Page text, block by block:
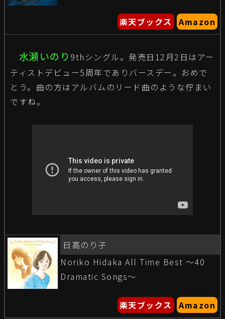
楽天ブックス Amazon
水瀬いのり 9thシングル。発売日12月2日はアー
ティストデビュー5周年でありバースデー。おめで
とう。曲の方はアルバムのリード曲のような佇まい
ですね。
日高のり子
Noriko Hidaka All Time Best 〜40
Dramatic Songs〜
楽天ブックス Amazon